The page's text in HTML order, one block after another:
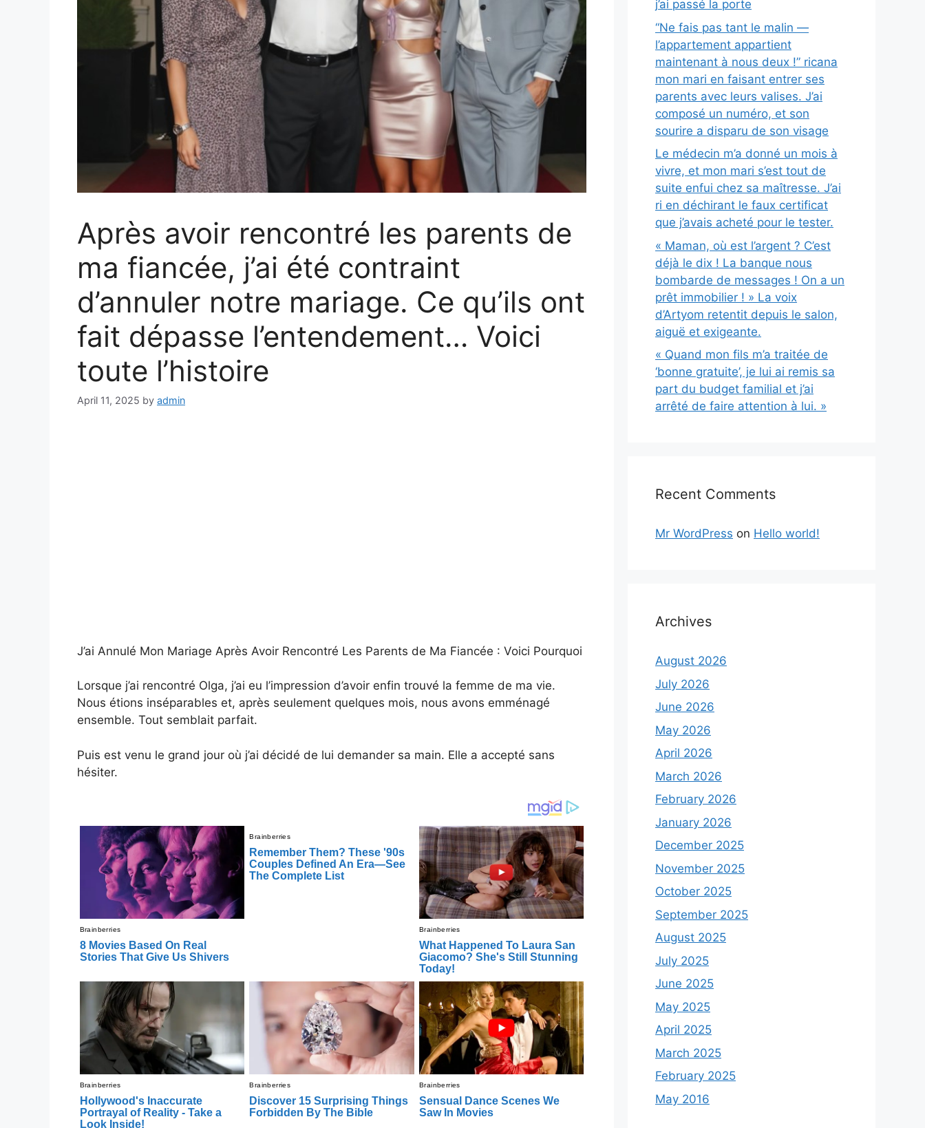
Après avoir rencontré les parents de
ma fiancée, j’ai été contraint
d’annuler notre mariage. Ce qu’ils ont
fait dépasse l’entendement… Voici
toute l’histoire
April 11, 2025 by admin
J’ai Annulé Mon Mariage Après Avoir Rencontré Les Parents de Ma Fiancée : Voici Pourquoi
Lorsque j’ai rencontré Olga, j’ai eu l’impression d’avoir enfin trouvé la femme de ma vie.
Nous étions inséparables et, après seulement quelques mois, nous avons emménagé
ensemble. Tout semblait parfait.
Puis est venu le grand jour où j’ai décidé de lui demander sa main. Elle a accepté sans
hésiter.
j’ai passé la porte
“Ne fais pas tant le malin —
l’appartement appartient
maintenant à nous deux !” ricana
mon mari en faisant entrer ses
parents avec leurs valises. J’ai
composé un numéro, et son
sourire a disparu de son visage
Le médecin m’a donné un mois à
vivre, et mon mari s’est tout de
suite enfui chez sa maîtresse. J’ai
ri en déchirant le faux certificat
que j’avais acheté pour le tester.
« Maman, où est l’argent ? C’est
déjà le dix ! La banque nous
bombarde de messages ! On a un
prêt immobilier ! » La voix
d’Artyom retentit depuis le salon,
aiguë et exigeante.
« Quand mon fils m’a traitée de
‘bonne gratuite’, je lui ai remis sa
part du budget familial et j’ai
arrêté de faire attention à lui. »
Recent Comments
Mr WordPress on Hello world!
Archives
August 2026
July 2026
June 2026
May 2026
April 2026
March 2026
February 2026
January 2026
December 2025
November 2025
October 2025
September 2025
August 2025
July 2025
June 2025
May 2025
April 2025
March 2025
February 2025
May 2016